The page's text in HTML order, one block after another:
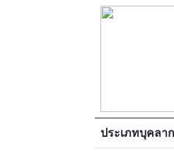
ประเภทบุคลา